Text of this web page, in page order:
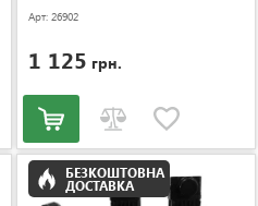
Арт: 26902
1 125 грн.
БЕЗКОШТОВНА
ДОСТАВКА